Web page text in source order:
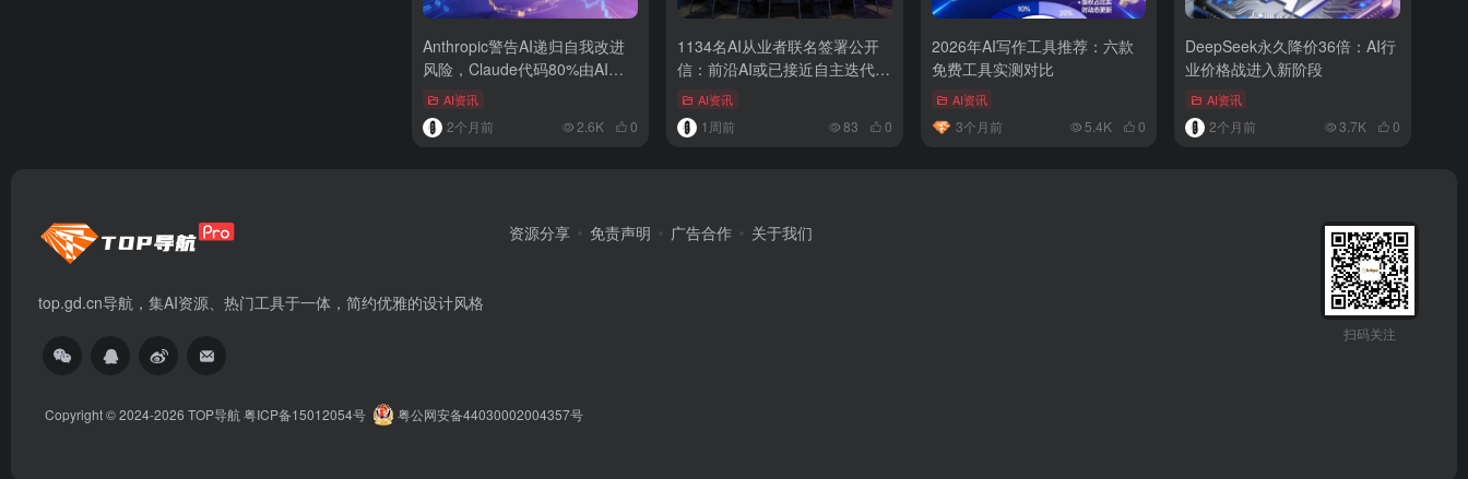
Anthropic警告AI递归自我改进
风险，Claude代码80%由AI编
写 AI资讯
2个月前 2.6K 0
1134名AI从业者联名签署公开
信：前沿AI或已接近自主迭代临
界点，呼吁建立全球刹车机制
AI资讯
1周前 83 0
2026年AI写作工具推荐：六款
免费工具实测对比
AI资讯
3个月前 5.4K 0
DeepSeek永久降价36倍：AI行
业价格战进入新阶段
AI资讯
2个月前 3.7K 0
top.gd.cn导航，集AI资源、热门工具于一体，简约优雅的设计风格
资源分享 免责声明 广告合作 关于我们
扫码关注
Copyright © 2024-2026 TOP导航 粤ICP备15012054号 粤公网安备44030002004357号